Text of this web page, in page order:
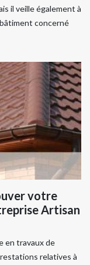
il veille également à
concerné
votre
Artisan
en travaux de
relatives à